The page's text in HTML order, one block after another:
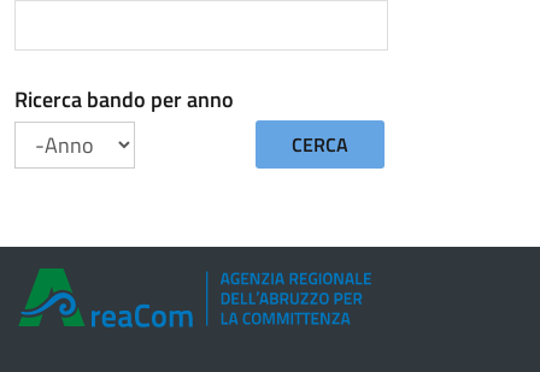
Ricerca bando per anno
CERCA